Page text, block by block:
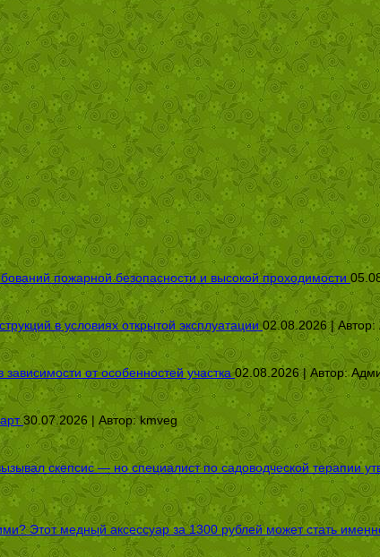
пожарной безопасности и высокой проходимости
в условиях открытой эксплуатации 02.08.2026 | Автор:
от особенностей участка 02.08.2026 | Автор:
30.07.2026 | Автор:kmveg
скепсис — но специалист по садоводческой терапии
Этот медный аксессуар за 1300 рублей может стать